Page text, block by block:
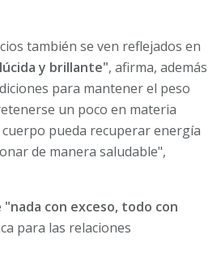
también se ven reflejados en
y brillante", afirma, además
para mantener el peso
un poco en materia
cuerpo pueda recuperar energía
de manera saludable",
"nada con exceso, todo con
para las relaciones